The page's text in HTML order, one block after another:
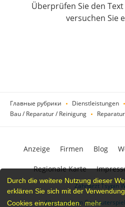
Durch die weitere Nutzung dieser
erklären Sie sich mit der
Cookies einverstanden. mehr
Überprüfen Sie den
versuchen Sie
Главные рубрики
Dienstleistungen
Bau / Reparatur / Reinigung
Zahnarzt Tsypin
Alles rund um
Anzeige Firmen Blog
Regionale Karte